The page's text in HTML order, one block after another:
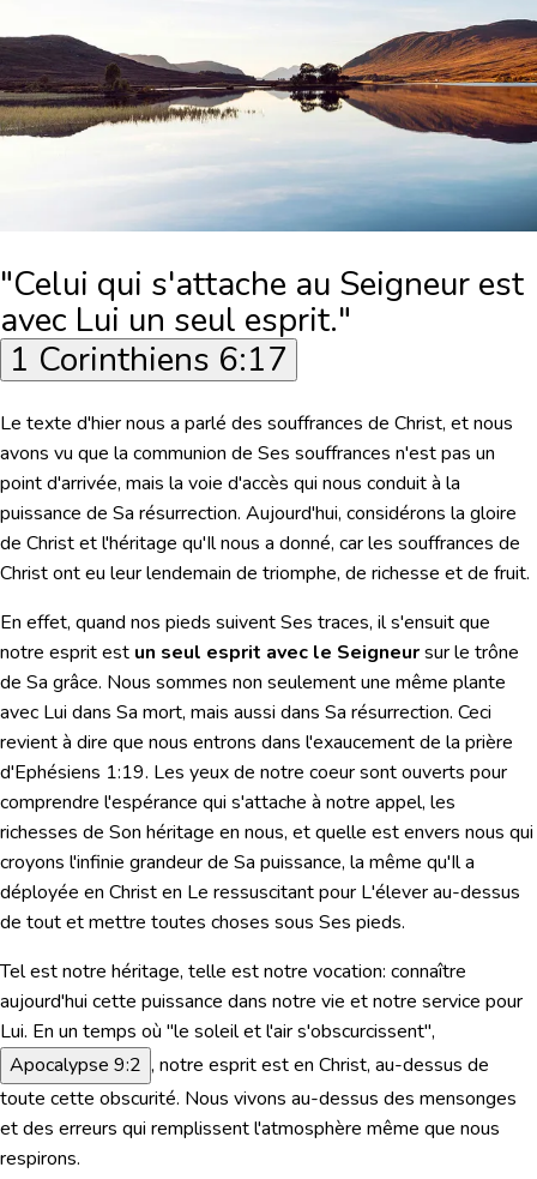
"Celui qui s'attache au Seigneur est
avec Lui un seul esprit."
1 Corinthiens 6:17
Le texte d'hier nous a parlé des souffrances de Christ, et nous
avons vu que la communion de Ses souffrances n'est pas un
point d'arrivée, mais la voie d'accès qui nous conduit à la
puissance de Sa résurrection. Aujourd'hui, considérons la gloire
de Christ et l'héritage qu'Il nous a donné, car les souffrances de
Christ ont eu leur lendemain de triomphe, de richesse et de fruit.
En effet, quand nos pieds suivent Ses traces, il s'ensuit que
notre esprit est un seul esprit avec le Seigneursur le trône
de Sa grâce. Nous sommes non seulement une même plante
avec Lui dans Sa mort, mais aussi dans Sa résurrection. Ceci
revient à dire que nous entrons dans l'exaucement de la prière
d'Ephésiens 1:19. Les yeux de notre coeur sont ouverts pour
comprendre l'espérance qui s'attache à notre appel, les
richesses de Son héritage en nous, et quelle est envers nous qui
croyons l'infinie grandeur de Sa puissance, la même qu'Il a
déployée en Christ en Le ressuscitant pour L'élever au-dessus
de tout et mettre toutes choses sous Ses pieds.
Tel est notre héritage, telle est notre vocation: connaître
aujourd'hui cette puissance dans notre vie et notre service pour
Lui. En un temps où "le soleil et l'air s'obscurcissent",
Apocalypse 9:2 , notre esprit est en Christ, au-dessus de
toute cette obscurité. Nous vivons au-dessus des mensonges
et des erreurs qui remplissent l'atmosphère même que nous
respirons.